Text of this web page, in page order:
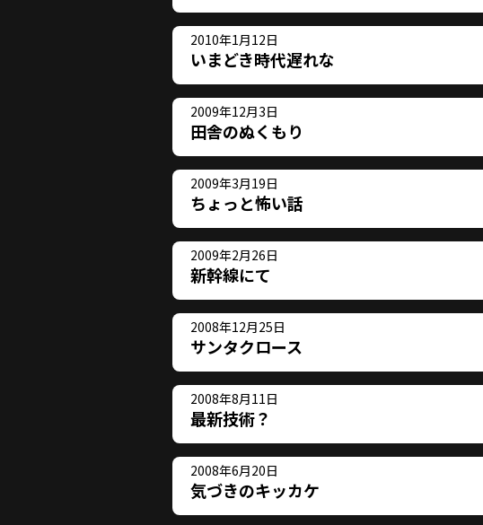
2010年1月12日
いまどき時代遅れな
2009年12月3日
田舎のぬくもり
2009年3月19日
ちょっと怖い話
2009年2月26日
新幹線にて
2008年12月25日
サンタクロース
2008年8月11日
最新技術？
2008年6月20日
気づきのキッカケ